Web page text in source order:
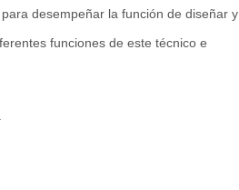
desempeñar la función de diseñar y
funciones de este técnico e